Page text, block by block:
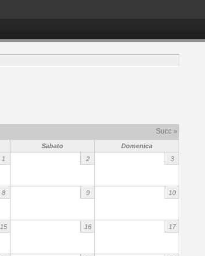
Succ »
Sabato Domenica
1 2 3
8 9 10
15 16 17